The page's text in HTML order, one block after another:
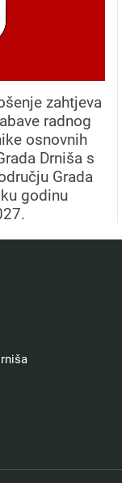
zahtjeva
radnog
osnovnih
Drniša s
Grada
godinu